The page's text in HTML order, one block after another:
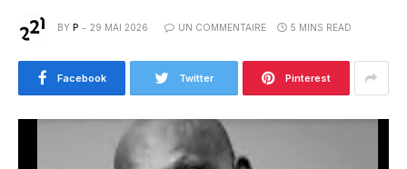
BY P 29 MAI 2026 UN COMMENTAIRE 5 MINS READ
Facebook Twitter Pinterest